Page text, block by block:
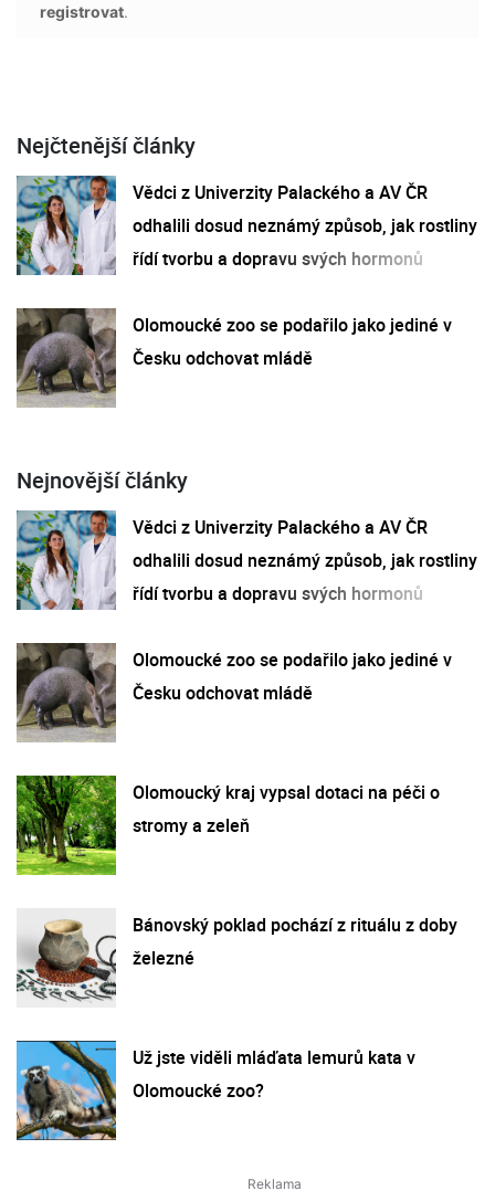
registrovat.
Nejčtenější články
Vědci z Univerzity Palackého a AV ČR
odhalili dosud neznámý způsob, jak rostliny
řídí tvorbu a dopravu svých hormonů
Olomoucké zoo se podařilo jako jediné v
Česku odchovat mládě
Nejnovější články
Vědci z Univerzity Palackého a AV ČR
odhalili dosud neznámý způsob, jak rostliny
řídí tvorbu a dopravu svých hormonů
Olomoucké zoo se podařilo jako jediné v
Česku odchovat mládě
Olomoucký kraj vypsal dotaci na péči o
stromy a zeleň
Bánovský poklad pochází z rituálu z doby
železné
Už jste viděli mláďata lemurů kata v
Olomoucké zoo?